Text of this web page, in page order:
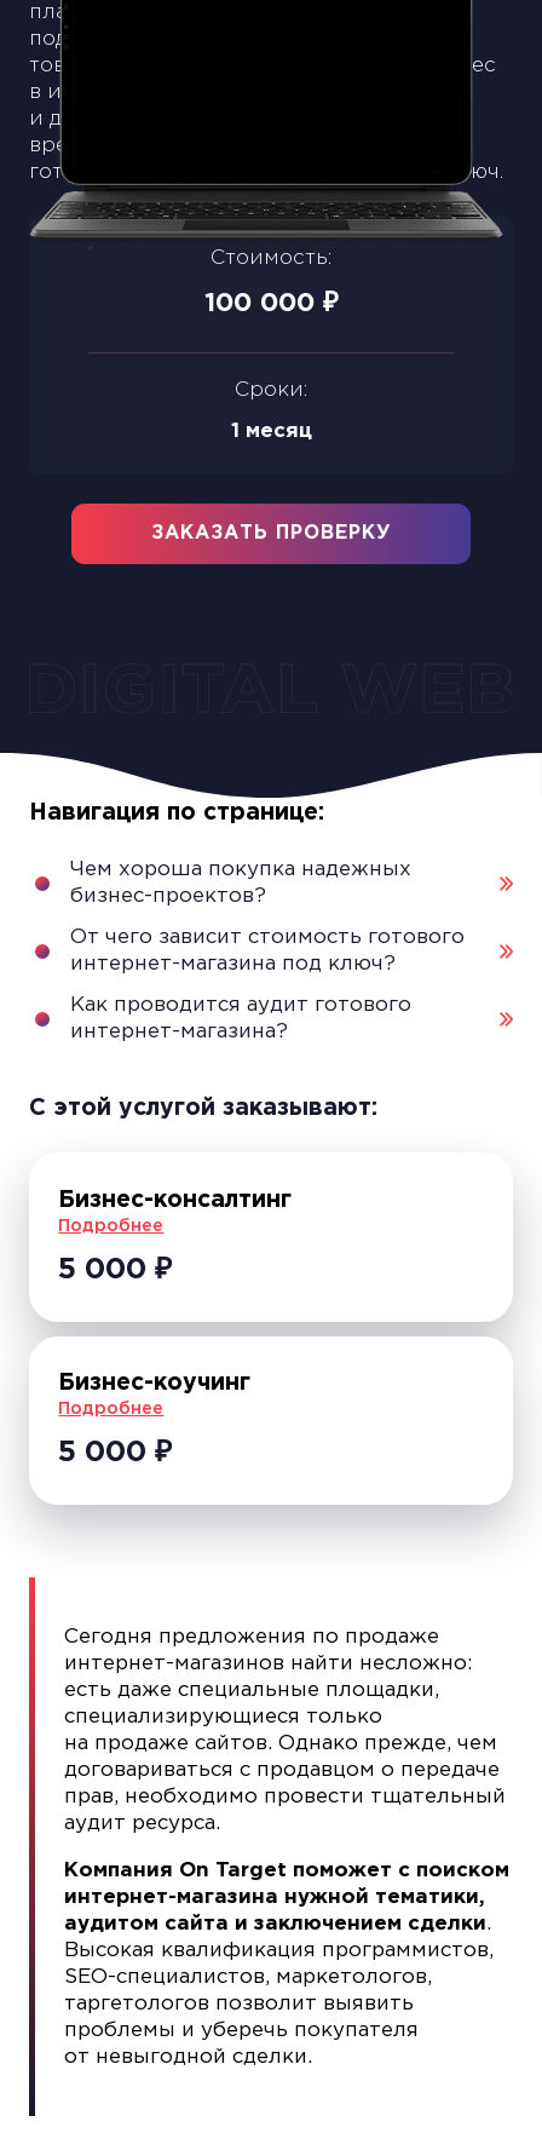
планирование модели продаж,
подключение систем оплаты, загрузка
товаров — человеку, начинающему бизнес
в интернете, придется решить эти
и десятки других задач. У вас нет на это
времени? Тогда ваш выбор — купить
готовый сайт интернет-магазина под ключ.
Стоимость:
100 000₽
Сроки:
1 месяц
ЗАКАЗАТЬ ПРОВЕРКУ
Навигация по странице:
Чем хороша покупка надежных
бизнес-проектов?
От чего зависит стоимость готового
интернет-магазина под ключ?
Как проводится аудит готового
интернет-магазина?
С этой уcлугой заказывают:
Бизнес-консалтинг
Подробнее
5 000 ₽
Бизнес-коучинг
Подробнее
5 000 ₽
Сегодня предложения по продаже
интернет-магазинов найти несложно:
есть даже специальные площадки,
специализирующиеся только
на продаже сайтов. Однако прежде, чем
договариваться с продавцом о передаче
прав, необходимо провести тщательный
аудит ресурса.
Компания On Target поможет с поиском
интернет-магазина нужной тематики,
аудитом сайта и заключением сделки.
Высокая квалификация программистов,
SEO-специалистов, маркетологов,
таргетологов позволит выявить
проблемы и уберечь покупателя
от невыгодной сделки.